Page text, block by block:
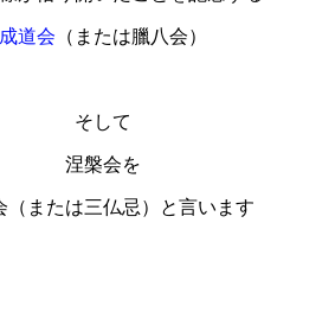
成道会 （または臘八会）
そして
涅槃会を
（または三仏忌）と言います